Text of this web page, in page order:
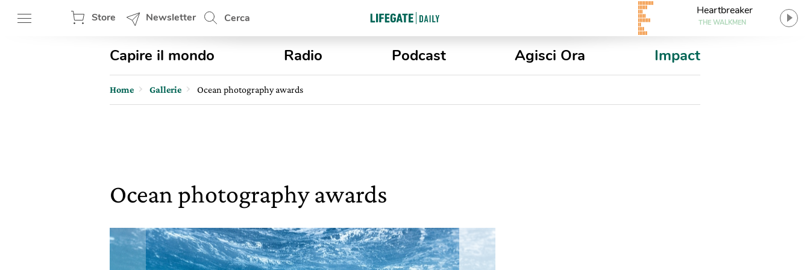
Store Newsletter Cerca
Heartbreaker
THE WALKMEN
Capire il mondo Radio Podcast Agisci Ora Impact
Home Gallerie Ocean photography awards
Ocean photography awards